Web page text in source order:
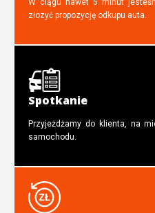
W ciągu nawet 5 minut
złozyć propozycję odkupu auta.
Spotkanie
Przyjeżdżamy do klienta, na
samochodu.